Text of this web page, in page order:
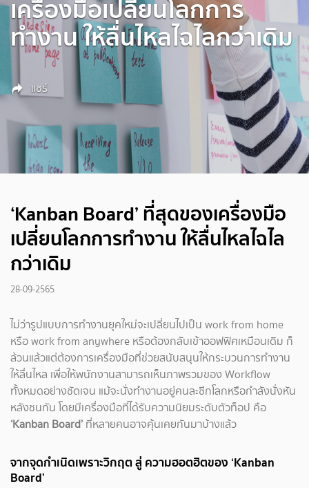
เครื่องมือเปลี่ยนโลกการ
ทำงาน ให้ลื่นไหลไฉไลกว่าเดิม
แชร์
‘Kanban Board’ ที่สุดของเครื่องมือ
เปลี่ยนโลกการทำงาน ให้ลื่นไหลไฉไล
กว่าเดิม
28-09-2565
ไม่ว่ารูปแบบการทำงานยุคใหม่จะเปลี่ยนไปเป็น work from home
หรือ work from anywhere หรือต้องกลับเข้าออฟฟิศเหมือนเดิม ก็
ล้วนแล้วแต่ต้องการเครื่องมือที่ช่วยสนับสนุนให้กระบวนการทำงาน
ให้ลื่นไหล เพื่อให้พนักงานสามารถเห็นภาพรวมของ Workflow
ทั้งหมดอย่างชัดเจน แม้จะนั่งทำงานอยู่คนละซีกโลกหรือกำลังนั่งหัน
หลังชนกัน โดยมีเครื่องมือที่ได้รับความนิยมระดับตัวท็อป คือ
‘Kanban Board’ ที่หลายคนอาจคุ้นเคยกันมาบ้างแล้ว
จากจุดกำเนิดเพราะวิกฤตสู่ความฮอตฮิตของ ‘Kanban
Board’